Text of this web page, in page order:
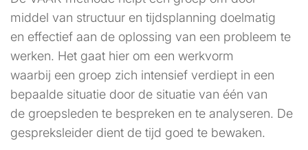
middel van structuur en tijdsplanning doelmatig
en effectief aan de oplossing van een probleem te
werken. Het gaat hier om een werkvorm
waarbij een groep zich intensief verdiept in een
bepaalde situatie door de situatie van één van
de groepsleden te bespreken en te analyseren. De
gespreksleider dient de tijd goed te bewaken.